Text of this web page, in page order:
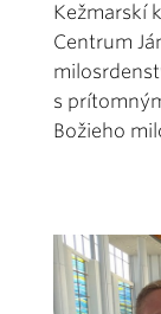
Kežmarskí
Centrum
s
Božieho